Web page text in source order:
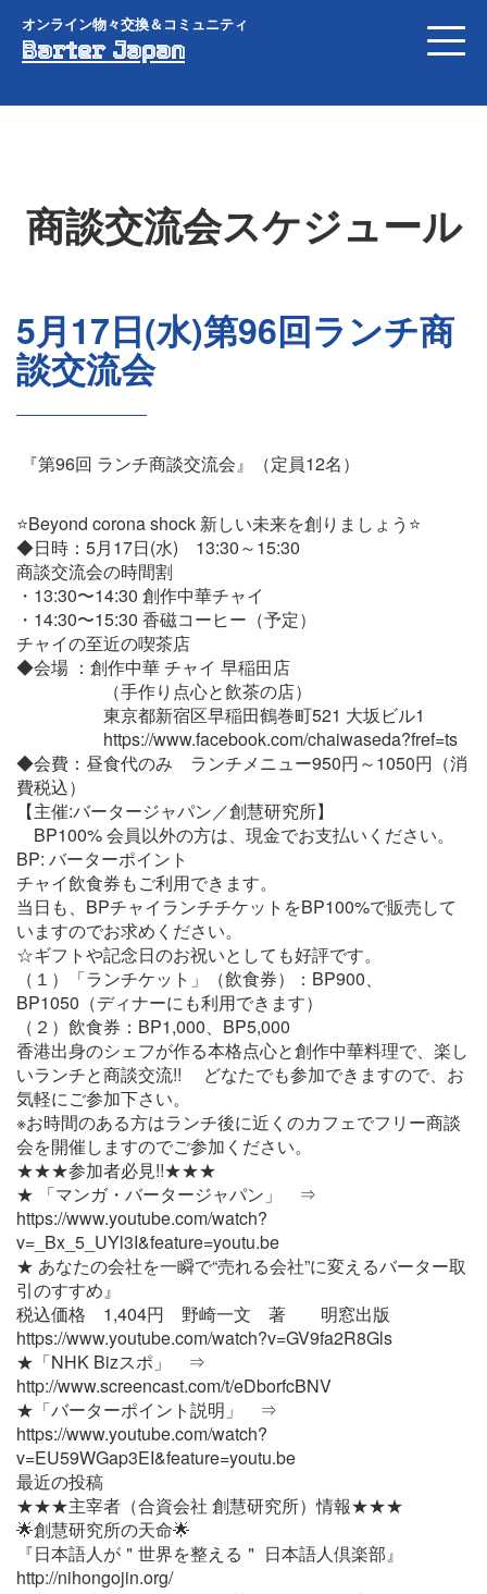
オンライン物々交換＆コミュニティ
Barter Japan
商談交流会スケジュール
5月17日(水)第96回ランチ商
談交流会
『第96回 ランチ商談交流会』（定員12名）
⭐️Beyond corona shock 新しい未来を創りましょう⭐️
◆日時：5月17日(水) 13:30～15:30
商談交流会の時間割
・13:30〜14:30 創作中華チャイ
・14:30〜15:30 香磁コーヒー（予定）
チャイの至近の喫茶店
◆会場 ：創作中華 チャイ 早稲田店
（手作り点心と飲茶の店）
東京都新宿区早稲田鶴巻町521 大坂ビル1
https://www.facebook.com/chaiwaseda?fref=ts
◆会費：昼食代のみ ランチメニュー950円～1050円（消
費税込）
【主催:バータージャパン／創慧研究所】
BP100% 会員以外の方は、現金でお支払いください。
BP: バーターポイント
チャイ飲食券もご利用できます。
当日も、BPチャイランチチケットをBP100%で販売して
いますのでお求めください。
☆ギフトや記念日のお祝いとしても好評です。
（１）「ランチケット」（飲食券）：BP900、
BP1050（ディナーにも利用できます）
（２）飲食券：BP1,000、BP5,000
香港出身のシェフが作る本格点心と創作中華料理で、楽し
いランチと商談交流!! どなたでも参加できますので、お
気軽にご参加下さい。
※お時間のある方はランチ後に近くのカフェでフリー商談
会を開催しますのでご参加ください。
★★★参加者必見!!★★★
★ 「マンガ・バータージャパン」 ⇒
https://www.youtube.com/watch?
v=_Bx_5_UYl3I&feature=youtu.be
★ あなたの会社を一瞬で“売れる会社”に変えるバーター取
引のすすめ』
税込価格 1,404円 野崎一文 著 明窓出版
https://www.youtube.com/watch?v=GV9fa2R8Gls
★「NHK Bizスポ」 ⇒
http://www.screencast.com/t/eDborfcBNV
★「バーターポイント説明」 ⇒
https://www.youtube.com/watch?
v=EU59WGap3EI&feature=youtu.be
最近の投稿
★★★主宰者（合資会社 創慧研究所）情報★★★
🌟創慧研究所の天命🌟
『日本語人が＂世界を整える＂ 日本語人倶楽部』
http://nihongojin.org/